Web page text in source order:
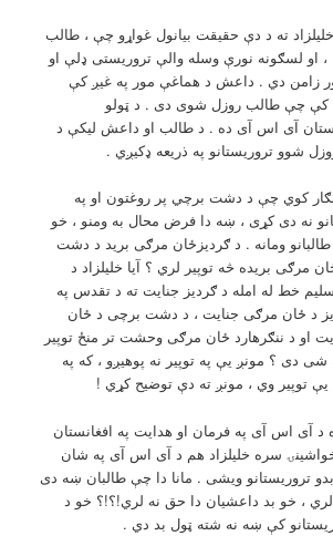
ته د دې حقيقت بيانول غواړو چې ، طالب
او لسګونه نورې وسله والې تروريستی ډلې او
زامن دي . داعش د هماغې مور په غيږ کې
کې چې طالب روزل شوی دی . د ټولو
آی اس آی ده . د طالب او داعش ليکې د
شوو تروريستانو په ذريعه ډکيږي .
کوي چې د دشت برچي پر روغتون او په
نه دی کړی ، ښه دا فرض محال به ومنو ، خو
ومانه . د ګرديزځان مرګی بريد د دشت
مرګی بريده څه توپير لري ؟ آيا خليلزاد د
خط له امله د ګرديز جنايت ته د تقدس په
د ځان مرګی جنايت ، د دشت برچی د ځان
او د ننګرهارد ځان مرګی وحشت تر منځ توپير
شی دی ؟ مونږ يې په توپير نه پوهيږو ، که په
توپير وي ، مونږ ته دې توضيح کړي !
آی اس آی په فرمان او هدايت په افغانستان
سره خليلزاد هم د آی اس آی په شان
تروريستانو ويشی . مانا دا چې طالبان ښه دی
لري ، خو بد داعشيان دا حق نه لري!؟!؟ خو د
کې ښه نه شته ټول بد دي .